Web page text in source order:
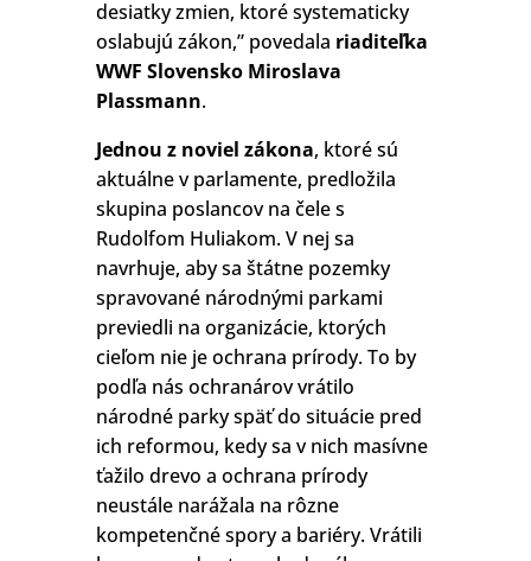
desiatky zmien, ktoré systematicky
oslabujú zákon,” povedala riaditeľka
WWF Slovensko Miroslava
Plassmann.
Jednou z noviel zákona, ktoré sú
aktuálne v parlamente, predložila
skupina poslancov na čele s
Rudolfom Huliakom. V nej sa
navrhuje, aby sa štátne pozemky
spravované národnými parkami
previedli na organizácie, ktorých
cieľom nie je ochrana prírody. To by
podľa nás ochranárov vrátilo
národné parky späť do situácie pred
ich reformou, kedy sa v nich masívne
ťažilo drevo a ochrana prírody
neustále narážala na rôzne
kompetenčné spory a bariéry. Vrátili